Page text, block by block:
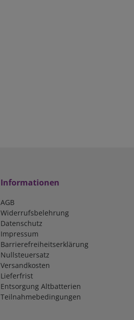
Informationen
AGB
Widerrufsbelehrung
Datenschutz
Impressum
Barrierefreiheitserklärung
Nullsteuersatz
Versandkosten
Lieferfrist
Entsorgung Altbatterien
Teilnahmebedingungen